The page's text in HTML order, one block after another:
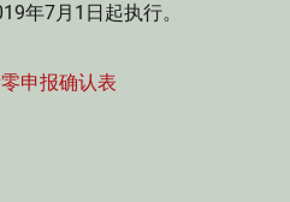
7月1日起执行。
申报确认表